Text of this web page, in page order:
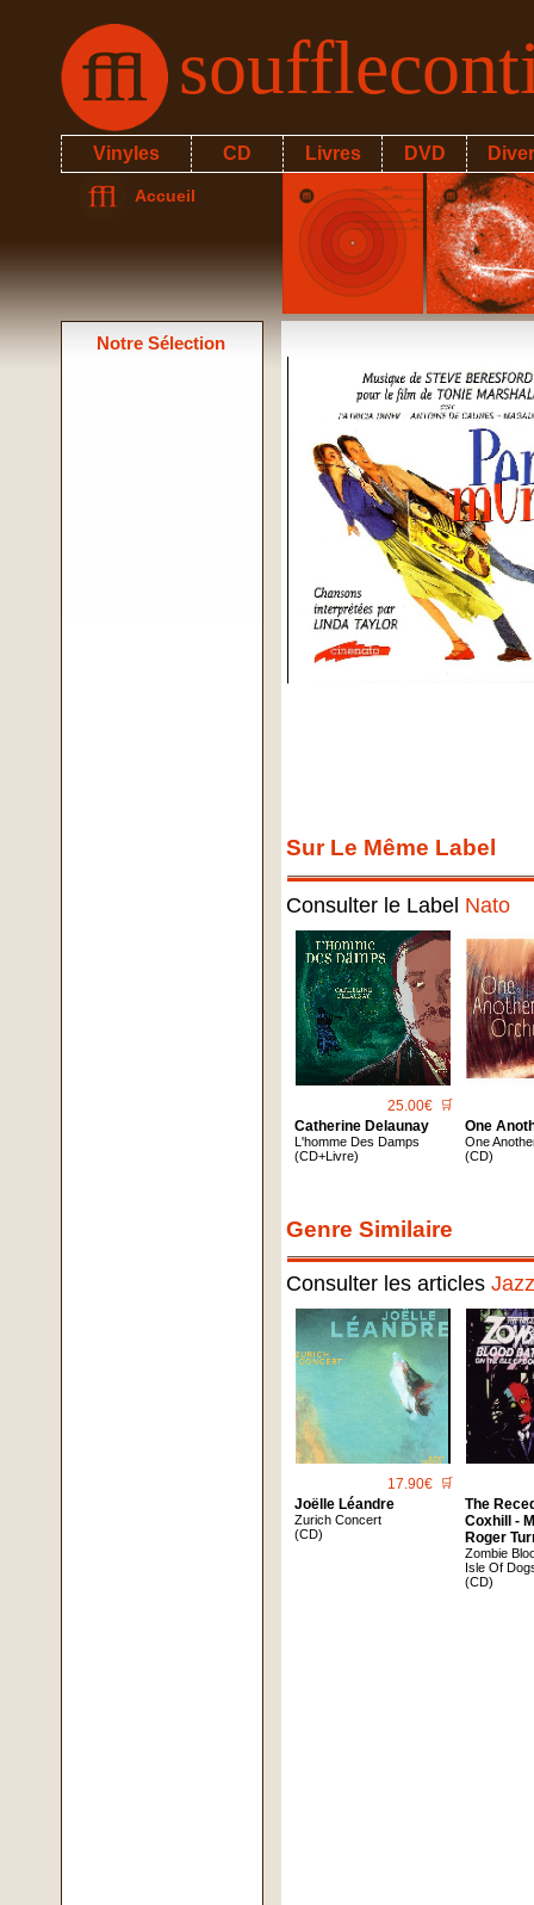
Vinyles CD Livres DVD
Accueil
Notre Sélection
Sur Le Même Label
Consulter le Label Nato
25.00€ 🛒
Catherine Delaunay
L'homme Des Damps
(CD+Livre)
One
One
(CD)
Genre Similaire
Consulter les articles
17.90€ 🛒
Joëlle Léandre
Zurich Concert
(CD)
The
Coxhill -
Roger
Zombie
Isle Of
(CD)